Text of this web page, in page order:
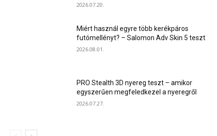
2026.07.20.
Miért használ egyre több kerékpáros
futómellényt? – Salomon Adv Skin 5 teszt
2026.08.01.
PRO Stealth 3D nyereg teszt – amikor
egyszerűen megfeledkezel a nyeregről
2026.07.27.